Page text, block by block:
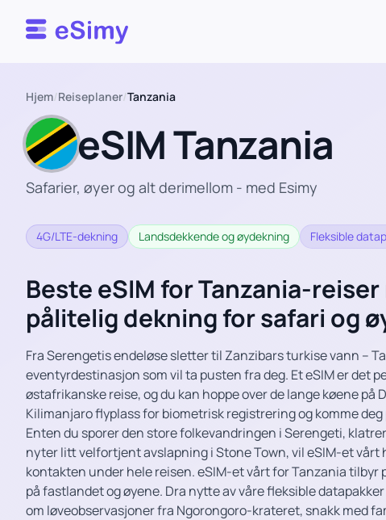
Esimy
Hjem/Reiseplaner/Tanzania
eSIM Tanzania
Safarier, øyer og alt derimellom - med Esimy
4G/LTE-dekning Landsdekkende og øydekning Fleksible
Beste eSIM for Tanzania-reiser
pålitelig dekning for safari og
Fra Serengetis endeløse sletter til Zanzibars turkise vann –
eventyrdestinasjon som vil ta pusten fra deg. Et eSIM er det
østafrikanske reise, og du kan hoppe over de lange køene på
Kilimanjaro flyplass for biometrisk registrering og komme
Enten du sporer den store folkevandringen i Serengeti,
nyter litt velfortjent avslapning i Stone Town, vil eSIM-et vårt
kontakten under hele reisen. eSIM-et vårt for Tanzania tilbyr
på fastlandet og øyene. Dra nytte av våre fleksible
om løveobservasjoner fra Ngorongoro-krateret, snakk med